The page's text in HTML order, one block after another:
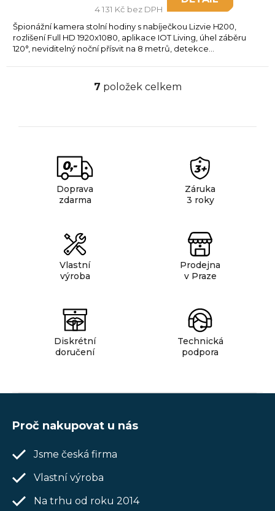
4 131 Kč bez DPH
Špionážní kamera stolní hodiny s nabíječkou Lizvie H200,
rozlišení Full HD 1920x1080, aplikace IOT Living, úhel záběru
120°, neviditelný noční přísvit na 8 metrů, detekce...
O
l
7 položek celkem
Doprava
zdarma
Záruka
3 roky
Vlastní
výroba
Prodejna
v Praze
Diskrétní
doručení
Technická
podpora
Proč nakupovat u nás
Jsme česká firma
Vlastní výroba
Na trhu od roku 2014